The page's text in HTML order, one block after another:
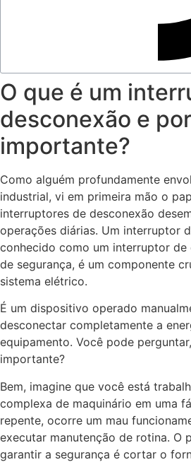
O que é um
desconexão e
importante?
Como alguém profundamente
industrial, vi em primeira mão o
interruptores de desconexão
operações diárias. Um interruptor
conhecido como um interruptor de
de segurança, é um componente
sistema elétrico.
É um dispositivo operado
desconectar completamente a
equipamento. Você pode
importante?
Bem, imagine que você está
complexa de maquinário em uma
repente, ocorre um mau
executar manutenção de rotina. O
garantir a segurança é cortar o